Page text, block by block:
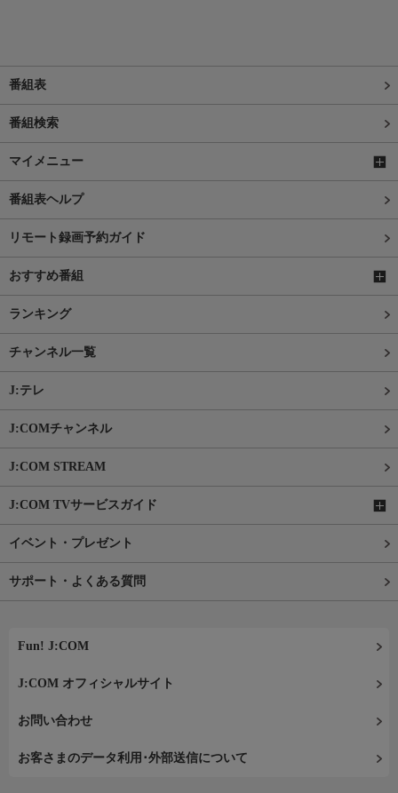
番組表
番組検索
マイメニュー
番組表ヘルプ
リモート録画予約ガイド
おすすめ番組
ランキング
チャンネル一覧
J:テレ
J:COMチャンネル
J:COM STREAM
J:COM TVサービスガイド
イベント・プレゼント
サポート・よくある質問
Fun! J:COM
J:COM オフィシャルサイト
お問い合わせ
お客さまのデータ利用･外部送信について